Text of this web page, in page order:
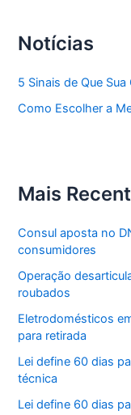
Notícias
5 Sinais de Que
Como Escolher a
Mais
Consul aposta no
consumidores
Operação
roubados
Eletrodomésticos
para retirada
Lei define 60 dias
técnica
Lei define 60 dias